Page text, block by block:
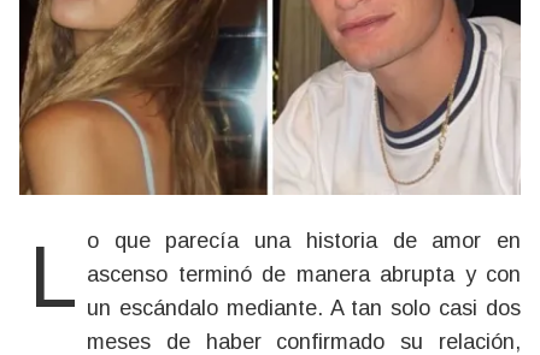
Lo que parecía una historia de amor en ascenso terminó de manera abrupta y con
un escándalo mediante. A tan solo casi dos
meses de haber confirmado su relación,